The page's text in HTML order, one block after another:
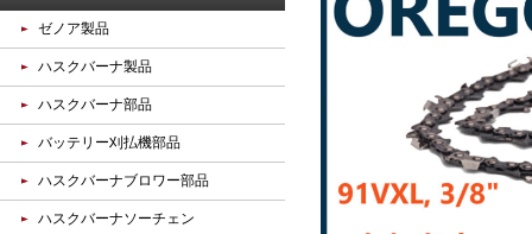
ゼノア製品
ハスクバーナ製品
ハスクバーナ部品
バッテリー刈払機部品
ハスクバーナブロワー部品
ハスクバーナソーチェン